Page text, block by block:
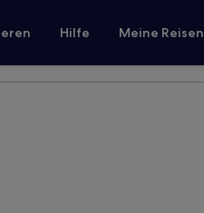
Hilfe Meine Reisen